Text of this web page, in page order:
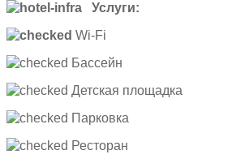
Услуги:
Wi-Fi
Бассейн
Детская площадка
Парковка
Ресторан